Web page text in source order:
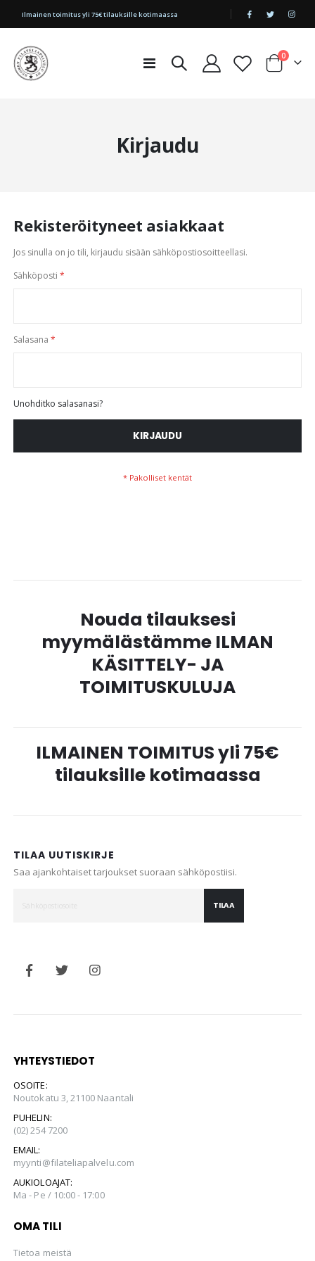
|
Ilmainen toimitus yli 75€ tilauksille kotimaassa
Toggle
Cart
0tuotetta
Kirjaudu
Rekisteröityneet asiakkaat
Jos sinulla on jo tili, kirjaudu sisään sähköpostiosoitteellasi.
Sähköposti
Salasana
Unohditko salasanasi?
KIRJAUDU
Nouda tilauksesi
myymälästämme ILMAN
KÄSITTELY- JA
TOIMITUSKULUJA
ILMAINEN TOIMITUS yli 75€
tilauksille kotimaassa
TILAA UUTISKIRJE
Saa ajankohtaiset tarjoukset suoraan sähköpostiisi.
TILAA
YHTEYSTIEDOT
OSOITE:
Noutokatu 3, 21100 Naantali
PUHELIN:
(02) 254 7200
EMAIL:
myynti@filateliapalvelu.com
AUKIOLOAJAT:
Ma - Pe / 10:00 - 17:00
OMA TILI
Tietoa meistä